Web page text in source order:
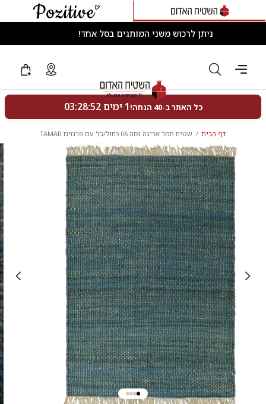
ניתן לרכוש משני המותגים בסל אחד!
דף הבית שטיח תמר אריגה גסה 06 כחול/בז' עם פרנזים TAMAR